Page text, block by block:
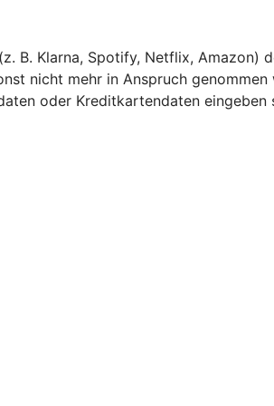
B. Klarna, Spotify, Netflix, Amazon)
nicht mehr in Anspruch genommen
oder Kreditkartendaten eingeben